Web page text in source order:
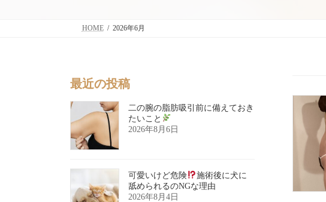
HOME 2026年6月
最近の投稿
二の腕の脂肪吸引前に備えておき
たいこと
2026年8月6日
可愛いけど危険
施術後に犬に
舐められるのNGな理由
2026年8月4日